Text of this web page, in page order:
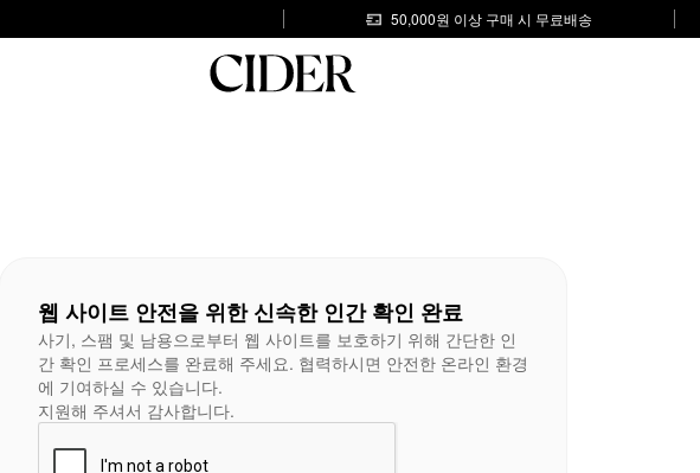
50,000원 이상 구매 시 무료배송
웹 사이트 안전을 위한 신속한 인간 확인 완료
사기, 스팸 및 남용으로부터 웹 사이트를 보호하기 위해 간단한 인
간 확인 프로세스를 완료해 주세요. 협력하시면 안전한 온라인 환경
에 기여하실 수 있습니다.
지원해 주셔서 감사합니다.